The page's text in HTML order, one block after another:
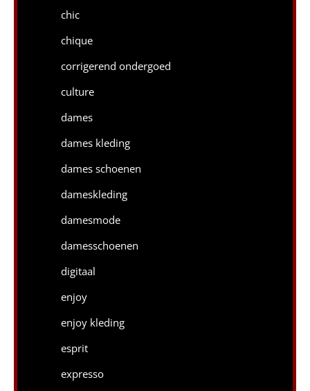
chic
chique
corrigerend ondergoed
culture
dames
dames kleding
dames schoenen
dameskleding
damesmode
damesschoenen
digitaal
enjoy
enjoy kleding
esprit
expresso